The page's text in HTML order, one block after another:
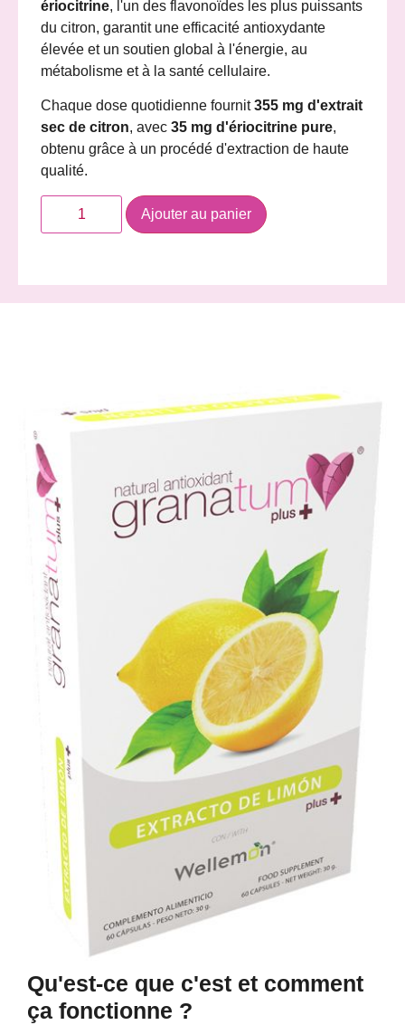
ériocitrine, l'un des flavonoïdes les plus puissants
du citron, garantit une efficacité antioxydante
élevée et un soutien global à l'énergie, au
métabolisme et à la santé cellulaire.
Chaque dose quotidienne fournit355 mg d'extrait
sec de citron, avec 35 mg d'ériocitrine pure,
obtenu grâce à un procédé d'extraction de haute
qualité.
Ajouter au panier
Qu'est-ce que c'est et comment
ça fonctionne ?